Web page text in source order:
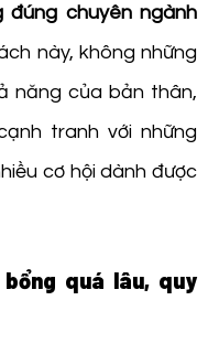
đúng chuyên ngành
này, không những
năng của bản thân,
tranh với những
cơ hội dành được
quá lâu, quy